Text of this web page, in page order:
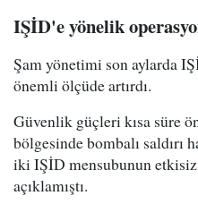
IŞİD'e yönelik
Şam yönetimi son aylarda
önemli ölçüde artırdı.
Güvenlik güçleri kısa süre
bölgesinde bombalı saldırı
iki IŞİD mensubunun
açıklamıştı.